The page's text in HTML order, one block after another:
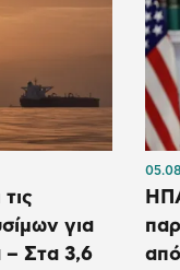
για
– Στα 3,6